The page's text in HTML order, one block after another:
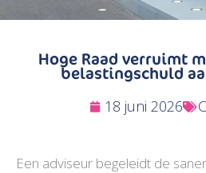
Hoge Raad verruimt
belastingschuld
18 juni 2026
Een adviseur begeleidt de